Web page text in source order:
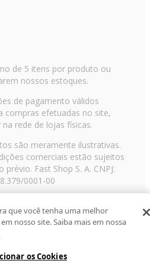
de 5 itens por produto ou
nossos estoques.
de pagamento válidos
compras efetuadas no site,
rede de lojas físicas.
são meramente ilustrativas.
comerciais estão sujeitos
Fast Shop S. A. CNPJ:
0001-00
Telefone: 11 3003-3728 ©
os direitos reservadosRF
que você tenha uma melhor
nosso site. Saiba mais em nossa
os Cookies